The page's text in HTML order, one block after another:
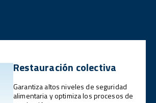
Restauración colectiva
Garantiza altos niveles de seguridad
alimentaria y optimiza los procesos de